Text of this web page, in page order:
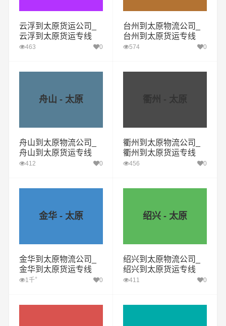
云浮到太原货运公司_
云浮到太原货运专线
463 0
台州到太原物流公司_
台州到太原货运专线
574 0
舟山 - 太原
舟山到太原物流公司_
舟山到太原货运专线
412 0
衢州 - 太原
衢州到太原物流公司_
衢州到太原货运专线
456 0
金华 - 太原
金华到太原物流公司_
金华到太原货运专线
1千+ 0
绍兴 - 太原
绍兴到太原物流公司_
绍兴到太原货运专线
411 0